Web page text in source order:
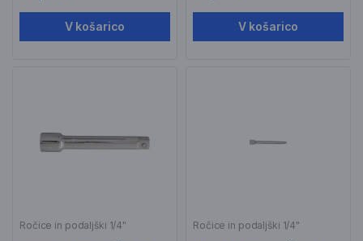
V košarico V košarico
Ročice in podaljški 1/4" Ročice in podaljški 1/4"